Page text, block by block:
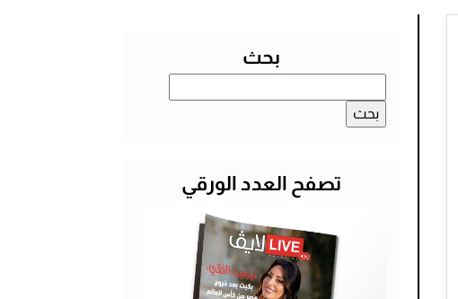
بحث
عن:
تصفح العدد الورقي